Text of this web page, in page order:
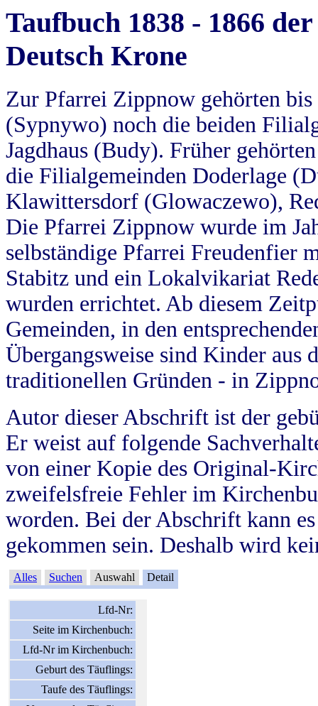
Taufbuch 1838 - 1866
Deutsch Krone
Zur Pfarrei Zippnow gehörten
(Sypnywo) noch die beiden
Jagdhaus (Budy). Früher
die Filialgemeinden Doderlage
Klawittersdorf (Glowaczewo),
Die Pfarrei Zippnow wurde im
selbständige Pfarrei Freudenfier
Stabitz und ein Lokalvikariat
wurden errichtet. Ab diesem
Gemeinden, in den
Übergangsweise sind Kinder aus
traditionellen Gründen - in
Autor dieser Abschrift ist der
Er weist auf folgende
von einer Kopie des Original-
zweifelsfreie Fehler im
worden. Bei der Abschrift kann
gekommen sein. Deshalb wird
Alles Suchen Auswahl Detail
Lfd-Nr:
Seite im Kirchenbuch:
Lfd-Nr im Kirchenbuch:
Geburt des Täuflings:
Taufe des Täuflings: